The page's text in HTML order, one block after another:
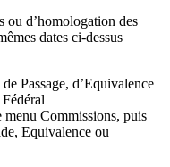
ou d’homologation des
dates ci-dessus
Passage, d’Equivalence
menu Commissions, puis
Equivalence ou